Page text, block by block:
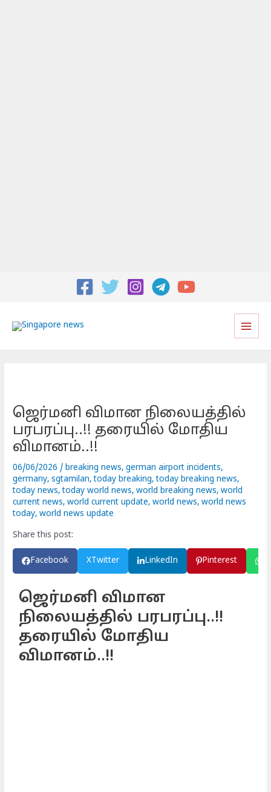
Main
ஜெர்மனி விமான நிலையத்தில்
பரபரப்பு..!! தரையில் மோதிய
விமானம்..!!
06/06/2026 /breaking news,german airport incidents,
germany,sgtamilan,today breaking,today breaking news,
today news,today world news,world breaking news,world
current news,world current update,world news,world news
today,world news update
Share this post:
Facebook XTwitter LinkedIn Pinterest
ஜெர்மனி விமான
நிலையத்தில் பரபரப்பு..!!
தரையில் மோதிய
விமானம்..!!